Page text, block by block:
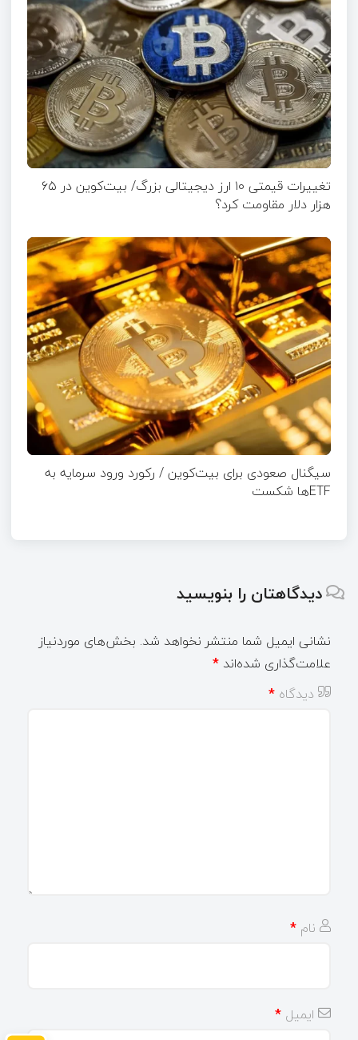
تغییرات قیمتی ۱۰ ارز دیجیتالی بزرگ/ بیت‌کوین در ۶۵
هزار دلار مقاومت کرد؟
سیگنال صعودی برای بیت‌کوین / رکورد ورود سرمایه به
ETFها شکست
دیدگاهتان را بنویسید
نشانی ایمیل شما منتشر نخواهد شد. بخش‌های موردنیاز
علامت‌گذاری شده‌اند *
دیدگاه *
نام *
ایمیل *